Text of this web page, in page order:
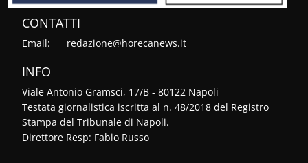
CONTATTI
Email: redazione@horecanews.it
INFO
Viale Antonio Gramsci, 17/B - 80122 Napoli
Testata giornalistica iscritta al n. 48/2018 del Registro
Stampa del Tribunale di Napoli.
Direttore Resp: Fabio Russo